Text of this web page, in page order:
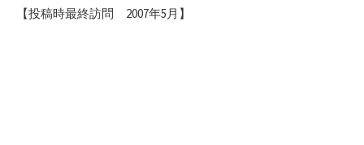
【投稿時最終訪問 2007年5月】